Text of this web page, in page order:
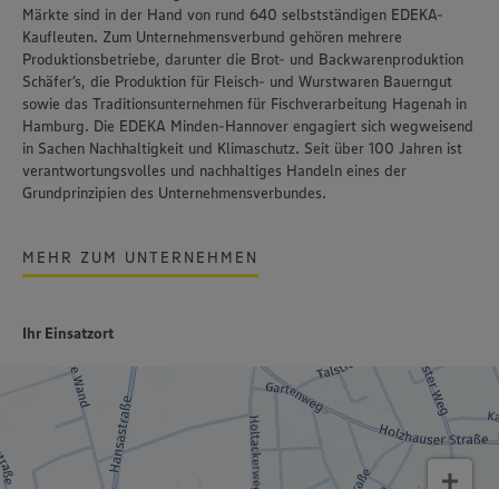
Märkte sind in der Hand von rund 640 selbstständigen EDEKA-
Kaufleuten. Zum Unternehmensverbund gehören mehrere
Produktionsbetriebe, darunter die Brot- und Backwarenproduktion
Schäfer’s, die Produktion für Fleisch- und Wurstwaren Bauerngut
sowie das Traditionsunternehmen für Fischverarbeitung Hagenah in
Hamburg. Die EDEKA Minden-Hannover engagiert sich wegweisend
in Sachen Nachhaltigkeit und Klimaschutz. Seit über 100 Jahren ist
verantwortungsvolles und nachhaltiges Handeln eines der
Grundprinzipien des Unternehmensverbundes.
MEHR ZUM UNTERNEHMEN
Ihr Einsatzort